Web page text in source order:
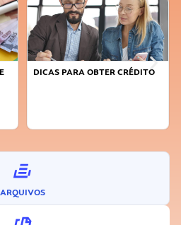
FAÇA A DIFERENÇA: SEJA
ARQUIVOS